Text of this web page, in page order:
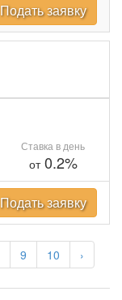
9 10 ›
Подать заявку
Ставка в день
от0.2%
Подать заявку